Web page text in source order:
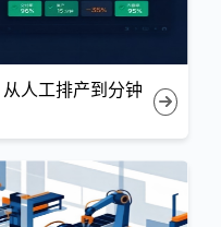
人工排产到分钟